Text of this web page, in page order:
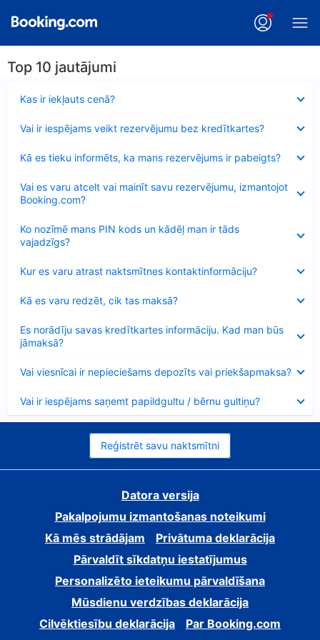
Top 10 jautājumi
Kas ir iekļauts cenā?
Vai ir iespējams veikt rezervējumu bez kredītkartes?
Kā es tieku informēts, ka mans rezervējums ir pabeigts?
Vai es varu atcelt vai mainīt savu rezervējumu, izmantojot
Booking.com?
Ko nozīmē mans PIN kods un kādēļ man ir tāds
vajadzīgs?
Kur es varu atrast naktsmītnes kontaktinformāciju?
Kā es varu redzēt, cik tas maksā?
Es norādīju savas kredītkartes informāciju. Kad man būs
jāmaksā?
Vai viesnīcai ir nepieciešams depozīts vai priekšapmaksa?
Vai ir iespējams saņemt papildgultu / bērnu gultiņu?
Reģistrēt savu naktsmītni
Datora versija
Pakalpojumu izmantošanas noteikumi
Kā mēs strādājam
Privātuma deklarācija
Pārvaldīt sīkdatņu iestatījumus
Personalizēto ieteikumu pārvaldīšana
Mūsdienu verdzības deklarācija
Cilvēktiesību deklarācija
Par Booking.com